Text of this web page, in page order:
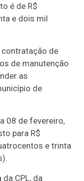
é de R$
e dois mil
de
de manutenção
as
de
08 de fevereiro,
para R$
e trinta
CPL, da